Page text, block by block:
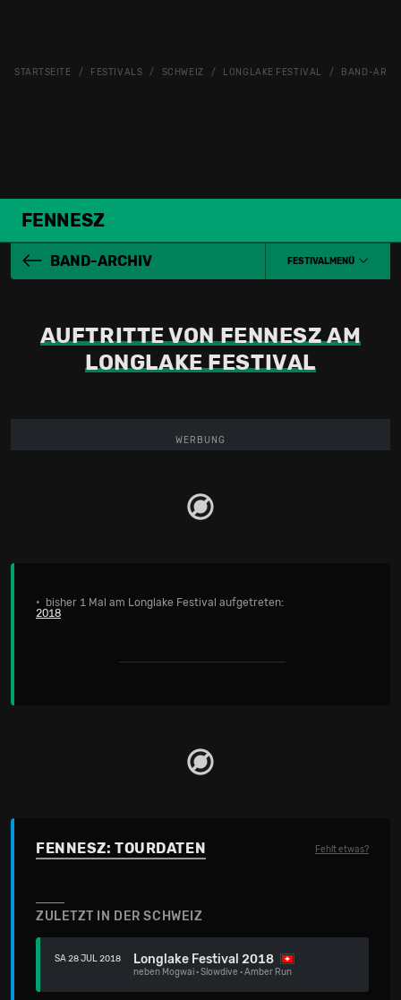
STARTSEITE FESTIVALS SCHWEIZ LONGLAKE FESTIVAL BAND-
FENNESZ
BAND-ARCHIV FESTIVALMENÜ
AUFTRITTE VON FENNESZ AM
LONGLAKE FESTIVAL
WERBUNG
• bisher 1 Mal am Longlake Festival aufgetreten:
2018
FENNESZ: TOURDATEN Fehlt etwas?
ZULETZT IN DER SCHWEIZ
SA 28 JUL 2018 Longlake Festival 2018
neben Mogwai·Slowdive ·Amber Run